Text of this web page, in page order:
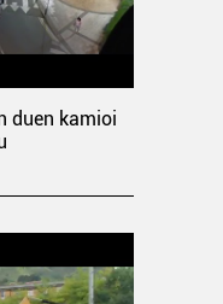
duen kamioi